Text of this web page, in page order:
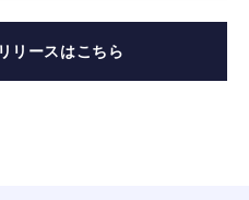
リースはこちら